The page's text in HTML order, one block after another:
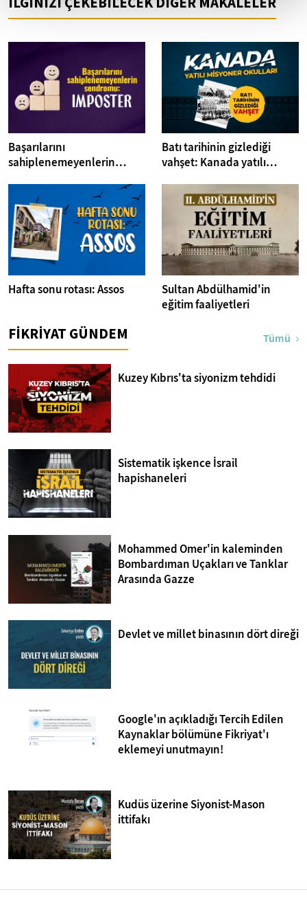
Başarılarını
sahiplenemeyenlerin
Batı tarihinin gizlediği
vahşet: Kanada yatılı
Hafta sonu rotası: Assos
Sultan Abdülhamid'in
eğitim faaliyetleri
FİKRİYAT GÜNDEM Tümü
Kuzey Kıbrıs'ta siyonizm tehdidi
Sistematik işkence İsrail
hapishaneleri
Mohammed Omer'in kaleminden
Bombardıman Uçakları ve Tanklar
Arasında Gazze
Devlet ve millet binasının dört direği
Google'ın açıkladığı Tercih Edilen
Kaynaklar bölümüne Fikriyat'ı
eklemeyi unutmayın!
Kudüs üzerine Siyonist-Mason
ittifakı